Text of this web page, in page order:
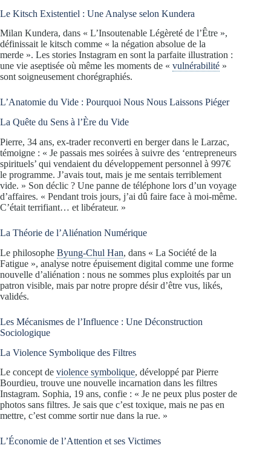
Le Kitsch Existentiel : Une Analyse selon Kundera
Milan Kundera, dans « L’Insoutenable Légèreté de l’Être »,
définissait le kitsch comme « la négation absolue de la
merde ». Les stories Instagram en sont la parfaite illustration :
une vie aseptisée où même les moments de « vulnérabilité »
sont soigneusement chorégraphiés.
L’Anatomie du Vide : Pourquoi Nous Nous Laissons Piéger
La Quête du Sens à l’Ère du Vide
Pierre, 34 ans, ex-trader reconverti en berger dans le Larzac,
témoigne : « Je passais mes soirées à suivre des ‘entrepreneurs
spirituels’ qui vendaient du développement personnel à 997€
le programme. J’avais tout, mais je me sentais terriblement
vide. » Son déclic ? Une panne de téléphone lors d’un voyage
d’affaires. « Pendant trois jours, j’ai dû faire face à moi-même.
C’était terrifiant… et libérateur. »
La Théorie de l’Aliénation Numérique
Le philosophe Byung-Chul Han, dans « La Société de la
Fatigue », analyse notre épuisement digital comme une forme
nouvelle d’aliénation : nous ne sommes plus exploités par un
patron visible, mais par notre propre désir d’être vus, likés,
validés.
Les Mécanismes de l’Influence : Une Déconstruction
Sociologique
La Violence Symbolique des Filtres
Le concept de violence symbolique, développé par Pierre
Bourdieu, trouve une nouvelle incarnation dans les filtres
Instagram. Sophia, 19 ans, confie : « Je ne peux plus poster de
photos sans filtres. Je sais que c’est toxique, mais ne pas en
mettre, c’est comme sortir nue dans la rue. »
L’Économie de l’Attention et ses Victimes